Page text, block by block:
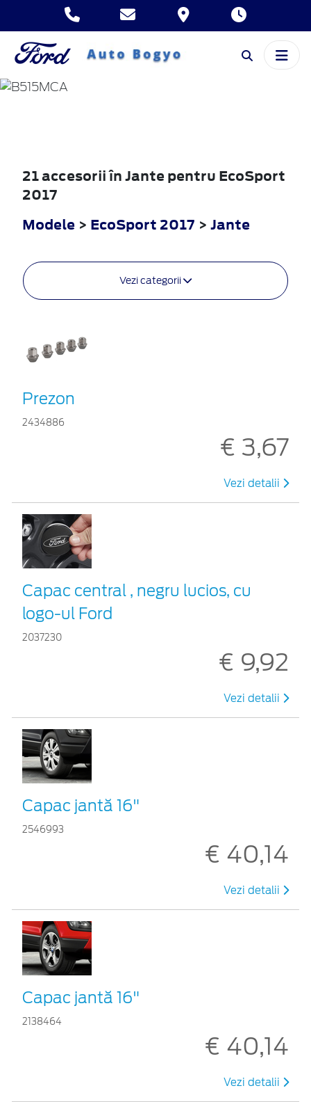
ECOSPORT
21 accesorii în Jante pentru EcoSport
2017
Modele > EcoSport 2017 > Jante
Vezi categorii
Prezon
2434886
€ 3,67
Vezi detalii
Capac central , negru lucios, cu
logo-ul Ford
2037230
€ 9,92
Vezi detalii
Capac jantă 16"
2546993
€ 40,14
Vezi detalii
Capac jantă 16"
2138464
€ 40,14
Vezi detalii